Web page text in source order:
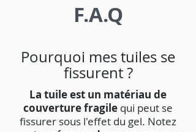
F.A.Q
Pourquoi mes tuiles se
fissurent ?
La tuile est un matériau de
couverture fragile qui peut se
fissurer sous l'effet du gel. Notez